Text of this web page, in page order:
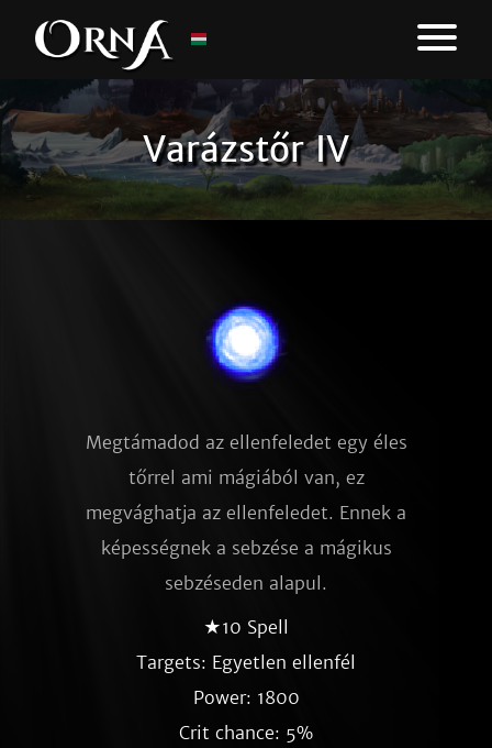
Varázstőr IV
Megtámadod az ellenfeledet egy éles
tőrrel ami mágiából van, ez
megvághatja az ellenfeledet. Ennek a
képességnek a sebzése a mágikus
sebzéseden alapul.
★10 Spell
Targets: Egyetlen ellenfél
Power: 1800
Crit chance: 5%